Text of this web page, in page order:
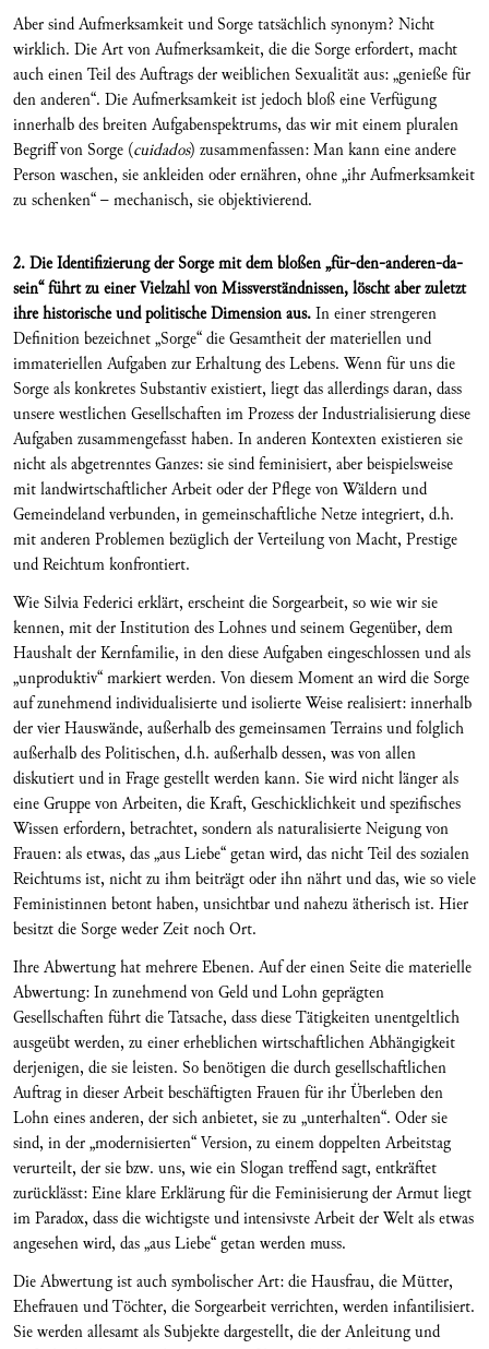
Aber sind Aufmerksamkeit und Sorge tatsächlich synonym? Nicht
wirklich. Die Art von Aufmerksamkeit, die die Sorge erfordert, macht
auch einen Teil des Auftrags der weiblichen Sexualität aus: „genieße für
den anderen“. Die Aufmerksamkeit ist jedoch bloß eine Verfügung
innerhalb des breiten Aufgabenspektrums, das wir mit einem pluralen
Begriff von Sorge (cuidados) zusammenfassen: Man kann eine andere
Person waschen, sie ankleiden oder ernähren, ohne „ihr Aufmerksamkeit
zu schenken“ – mechanisch, sie objektivierend.
2. Die Identifizierung der Sorge mit dem bloßen „für-den-anderen-da-
sein“ führt zu einer Vielzahl von Missverständnissen, löscht aber zuletzt
ihre historische und politische Dimension aus.In einer strengeren
Definition bezeichnet „Sorge“ die Gesamtheit der materiellen und
immateriellen Aufgaben zur Erhaltung des Lebens. Wenn für uns die
Sorge als konkretes Substantiv existiert, liegt das allerdings daran, dass
unsere westlichen Gesellschaften im Prozess der Industrialisierung diese
Aufgaben zusammengefasst haben. In anderen Kontexten existieren sie
nicht als abgetrenntes Ganzes: sie sind feminisiert, aber beispielsweise
mit landwirtschaftlicher Arbeit oder der Pflege von Wäldern und
Gemeindeland verbunden, in gemeinschaftliche Netze integriert, d.h.
mit anderen Problemen bezüglich der Verteilung von Macht, Prestige
und Reichtum konfrontiert.
Wie Silvia Federici erklärt, erscheint die Sorgearbeit, so wie wir sie
kennen, mit der Institution des Lohnes und seinem Gegenüber, dem
Haushalt der Kernfamilie, in den diese Aufgaben eingeschlossen und als
„unproduktiv“ markiert werden. Von diesem Moment an wird die Sorge
auf zunehmend individualisierte und isolierte Weise realisiert: innerhalb
der vier Hauswände, außerhalb des gemeinsamen Terrains und folglich
außerhalb des Politischen, d.h. außerhalb dessen, was von allen
diskutiert und in Frage gestellt werden kann. Sie wird nicht länger als
eine Gruppe von Arbeiten, die Kraft, Geschicklichkeit und spezifisches
Wissen erfordern, betrachtet, sondern als naturalisierte Neigung von
Frauen: als etwas, das „aus Liebe“ getan wird, das nicht Teil des sozialen
Reichtums ist, nicht zu ihm beiträgt oder ihn nährt und das, wie so viele
Feministinnen betont haben, unsichtbar und nahezu ätherisch ist. Hier
besitzt die Sorge weder Zeit noch Ort.
Ihre Abwertung hat mehrere Ebenen. Auf der einen Seite die materielle
Abwertung: In zunehmend von Geld und Lohn geprägten
Gesellschaften führt die Tatsache, dass diese Tätigkeiten unentgeltlich
ausgeübt werden, zu einer erheblichen wirtschaftlichen Abhängigkeit
derjenigen, die sie leisten. So benötigen die durch gesellschaftlichen
Auftrag in dieser Arbeit beschäftigten Frauen für ihr Überleben den
Lohn eines anderen, der sich anbietet, sie zu „unterhalten“. Oder sie
sind, in der „modernisierten“ Version, zu einem doppelten Arbeitstag
verurteilt, der sie bzw. uns, wie ein Slogan treffend sagt, entkräftet
zurücklässt: Eine klare Erklärung für die Feminisierung der Armut liegt
im Paradox, dass die wichtigste und intensivste Arbeit der Welt als etwas
angesehen wird, das „aus Liebe“ getan werden muss.
Die Abwertung ist auch symbolischer Art: die Hausfrau, die Mütter,
Ehefrauen und Töchter, die Sorgearbeit verrichten, werden infantilisiert.
Sie werden allesamt als Subjekte dargestellt, die der Anleitung und